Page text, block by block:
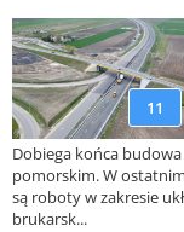
11
Dobiega końca
pomorskim. W
są roboty w zakresie
brukarsk...